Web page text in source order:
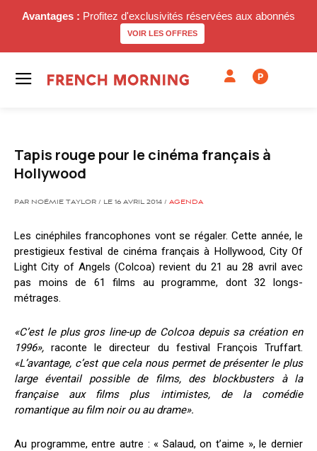
Avantages : Profitez d'exclusivités réservées aux abonnés
VOIR LES OFFRES
P
Tapis rouge pour le cinéma français à
Hollywood
PAR NOÉMIE TAYLOR / LE 16 AVRIL 2014 / AGENDA
Les cinéphiles francophones vont se régaler. Cette année, le
prestigieux festival de cinéma français à Hollywood, City Of
Light City of Angels (Colcoa) revient du 21 au 28 avril avec
pas moins de 61 films au programme, dont 32 longs-
métrages.
«C’est le plus gros line-up de Colcoa depuis sa création en
1996», raconte le directeur du festival François Truffart.
«L’avantage, c’est que cela nous permet de présenter le plus
large éventail possible de films, des blockbusters à la
française aux films plus intimistes, de la comédie
romantique au film noir ou au drame».
Au programme, entre autre : « Salaud, on t’aime », le dernier